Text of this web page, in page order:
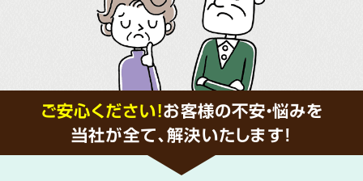
ご安心ください！お客様の不安・悩みを
当社が全て、解決いたします!